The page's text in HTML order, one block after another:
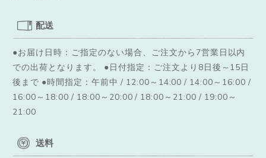
配送
●お届け日時：ご指定のない場合、ご注文から7営業日以内
での出荷となります。
●日付指定：ご注文より8日後～15日
後まで ●時間指定：午前中 / 12:00～14:00 / 14:00～16:00 /
16:00～18:00 / 18:00～20:00 / 18:00～21:00 / 19:00～
21:00
送料